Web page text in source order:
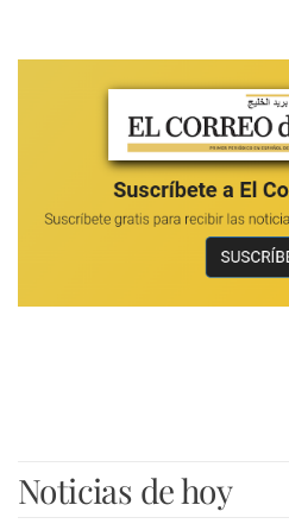
Noticias de hoy